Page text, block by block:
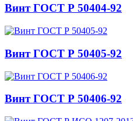
Винт ГОСТ Р 50404-92
Винт ГОСТ Р 50405-92
Винт ГОСТ Р 50406-92